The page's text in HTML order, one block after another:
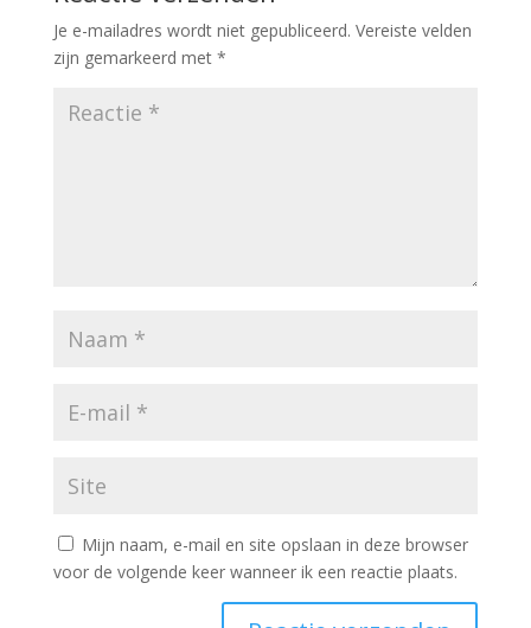
Je e-mailadres wordt niet gepubliceerd. Vereiste velden
zijn gemarkeerd met *
Mijn naam, e-mail en site opslaan in deze browser
voor de volgende keer wanneer ik een reactie plaats.